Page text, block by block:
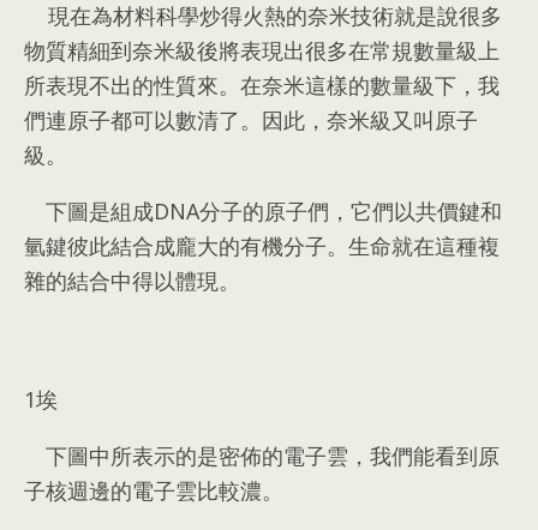
現在為材料科學炒得火熱的奈米技術就是說很多
物質精細到奈米級後將表現出很多在常規數量級上
所表現不出的性質來。 在奈米這樣的數量級下 ， 我
們連原子都可以數清了。 因此 ， 奈米級又叫原子
級。
下圖是組成DNA分子的原子們 ， 它們以共價鍵和
氫鍵彼此結合成龐大的有機分子。 生命就在這種複
雜的結合中得以體現。
1埃
下圖中所表示的是密佈的電子雲 ， 我們能看到原
子核週邊的電子雲比較濃。